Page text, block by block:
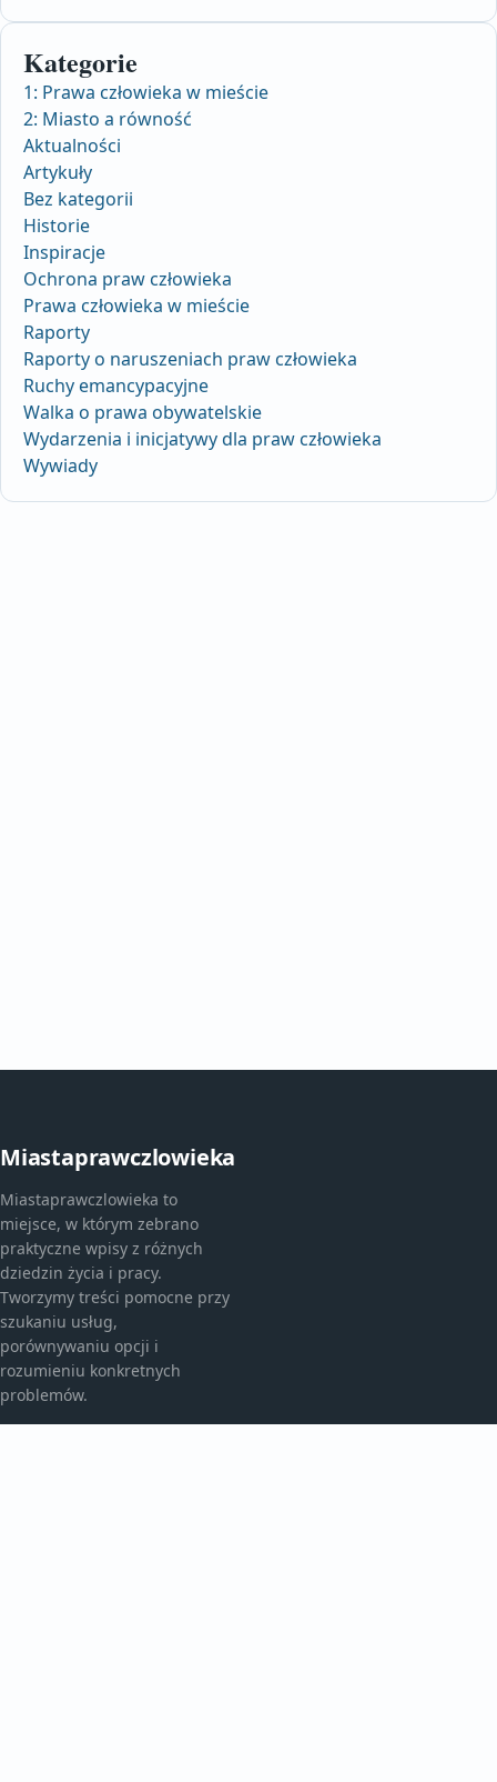
Kategorie
1: Prawa człowieka w mieście
2: Miasto a równość
Aktualności
Artykuły
Bez kategorii
Historie
Inspiracje
Ochrona praw człowieka
Prawa człowieka w mieście
Raporty
Raporty o naruszeniach praw człowieka
Ruchy emancypacyjne
Walka o prawa obywatelskie
Wydarzenia i inicjatywy dla praw człowieka
Wywiady
Miastaprawczlowieka
Miastaprawczlowieka to
miejsce, w którym zebrano
praktyczne wpisy z różnych
dziedzin życia i pracy.
Tworzymy treści pomocne przy
szukaniu usług,
porównywaniu opcji i
rozumieniu konkretnych
problemów.